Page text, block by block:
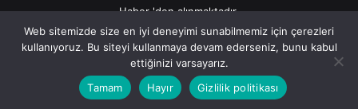
Haber'den alınmaktadır.
Gizlilik politikası
Facebook
X YouTubeInstagram
Web sitemizde size en iyi deneyimi sunabilmemiz için çerezleri
kullanıyoruz. Bu siteyi kullanmaya devam ederseniz, bunu kabul
ettiğinizi varsayarız.
Tamam
Hayır Gizlilik politikası